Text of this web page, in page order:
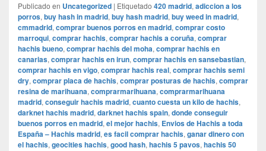
Publicado en Uncategorized | Etiquetado 420 madrid, adiccion a los
porros, buy hash in madrid, buy hash madrid, buy weed in madrid,
cmmadrid, comprar buenos porros en madrid, comprar costo
marroqui, comprar hachis, comprar hachis a coruña, comprar
hachis bueno, comprar hachis del moha, comprar hachis en
canarias, comprar hachis en irun, comprar hachis en sansebastian,
comprar hachis en vigo, comprar hachis real, comprar hachis semi
dry, comprar placa de hachis, comprar posturas de hachis, comprar
resina de marihuana, comprarmarihuana, comprarmarihuana
madrid, conseguir hachis madrid, cuanto cuesta un kilo de hachis,
darknet hachis madrid, darknet hachis spain, donde conseguir
buenos porros en madrid, el mejor hachis, Envios de Hachis a toda
España – Hachis madrid, es facil comprar hachis, ganar dinero con
el hachis, geocities hachis, good hash, hachis 5 pavos, hachis 50